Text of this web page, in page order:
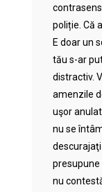
poliție. Că
E doar un
tău s-ar
distractiv.
amenzile
uşor
nu se
nu